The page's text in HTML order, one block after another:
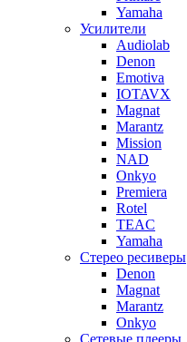
Yamaha
Усилители
Audiolab
Denon
Emotiva
IOTAVX
Magnat
Marantz
Mission
NAD
Onkyo
Premiera
Rotel
TEAC
Yamaha
Стерео ресиверы
Denon
Magnat
Marantz
Onkyo
Сетевые плееры